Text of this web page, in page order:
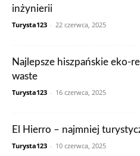
inżynierii
Turysta123 - 22 czerwca, 2025
Najlepsze hiszpańskie eko-
waste
Turysta123 - 16 czerwca, 2025
El Hierro – najmniej
Turysta123 - 10 czerwca, 2025